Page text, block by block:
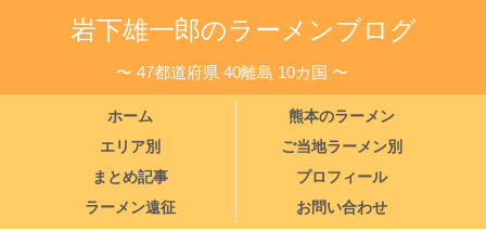
岩下雄一郎のラーメンブログ
〜 47都道府県 40離島 10カ国 〜
ホーム
熊本のラーメン
エリア別
ご当地ラーメン別
まとめ記事
プロフィール
ラーメン遠征
お問い合わせ